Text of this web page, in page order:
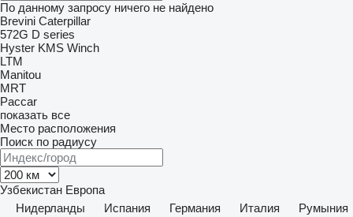
По данному запросу ничего не найдено
Brevini Caterpillar
572G D series
Hyster KMS Winch
LTM
Manitou
MRT
Paccar
показать все
Место расположения
Поиск по радиусу
Узбекистан Европа
Нидерланды
Испания Германия Италия
Румыния